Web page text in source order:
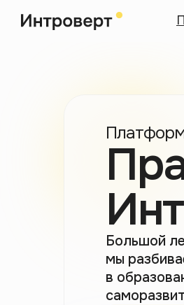
Большой
мы
в